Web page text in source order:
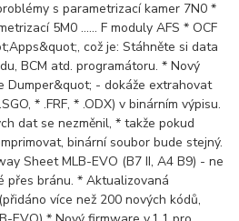
s parametrizací kamer 7N0 *
5M0 ...... F moduly AFS * OCF
což je: Stáhněte si data
BCM atd. programátoru. * Nový
Dumper&quot; - dokáže extrahovat
* .FRF, * .ODX) v binárním výpisu.
dat se nezměnil, * takže pokud
binární soubor bude stejný.
Sheet MLB-EVO (B7 II, A4 B9) - ne
přes bránu. * Aktualizovaná
více než 200 nových kódů,